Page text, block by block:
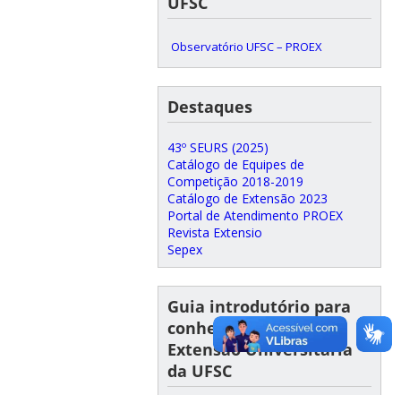
Observatório UFSC – PROEX
Destaques
43º SEURS (2025)
Catálogo de Equipes de
Competição 2018-2019
Catálogo de Extensão 2023
Portal de Atendimento PROEX
Revista Extensio
Sepex
Guia introdutório para
conhecer e fazer
Extensão Universitária
da UFSC